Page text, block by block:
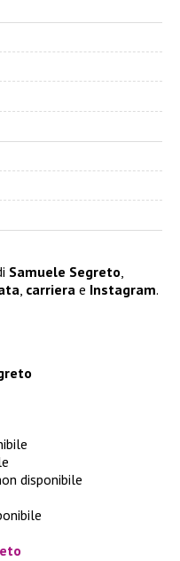
Samuele Segreto
carriera e Instagram.
disponibile